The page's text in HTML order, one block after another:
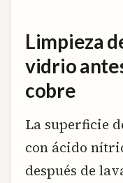
Limpieza
vidrio
cobre
La superficie
con ácido
después de